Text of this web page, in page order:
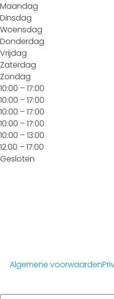
Maandag
Dinsdag
Woensdag
Donderdag
Vrijdag
Zaterdag
Zondag
10:00 – 17:00
10:00 – 17:00
10:00 – 17:00
10:00 – 17:00
10:00 – 13:00
12:00 – 17:00
Gesloten
Algemene voorwaarden